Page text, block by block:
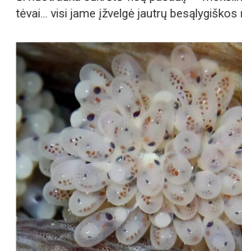
tėvai… visi jame įžvelgė jautrų besąlygiškos